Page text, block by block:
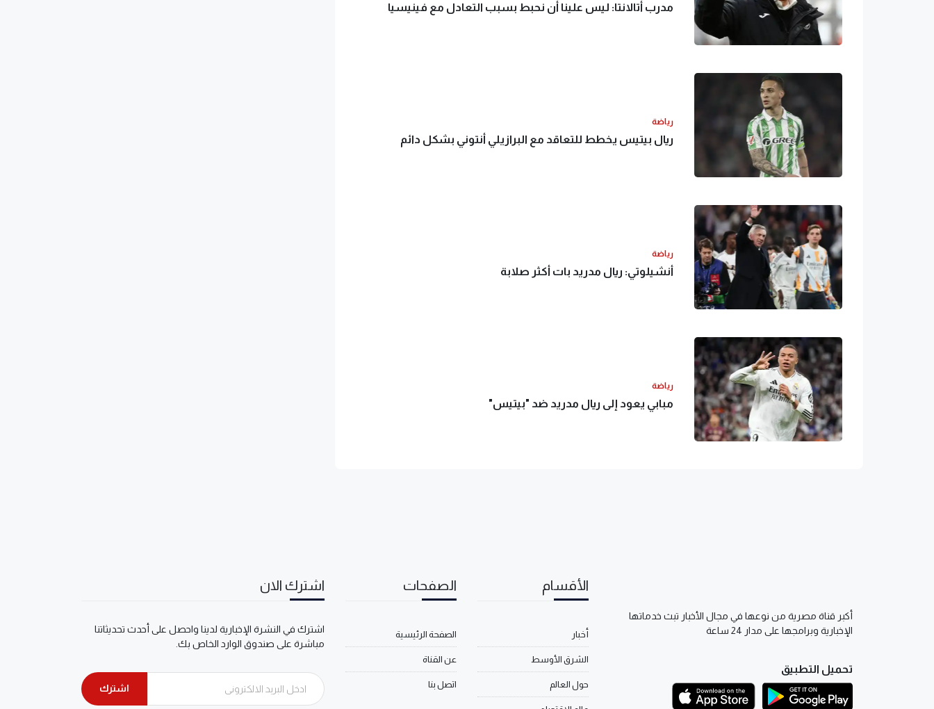
مدرب أتالانتا: ليس علينا أن نحبط بسبب التعادل مع فينيسيا
رياضة
ريال بيتيس يخطط للتعاقد مع البرازيلي أنتوني بشكل دائم
رياضة
أنشيلوتي: ريال مدريد بات أكثر صلابة
رياضة
مبابي يعود إلى ريال مدريد ضد "بيتيس"
أكبر قناة مصرية من نوعها في مجال الأخبار تبث خدماتها
الإخبارية وبرامجها على مدار 24 ساعة
تحميل التطبيق
الأقسام
أخبار
الشرق الأوسط
حول العالم
الصفحات
الصفحة الرئيسية
عن القناة
اتصل بنا
اشترك الان
اشترك في النشرة الإخبارية لدينا واحصل على أحدث تحديثاتنا
مباشرة على صندوق الوارد الخاص بك.
اشترك